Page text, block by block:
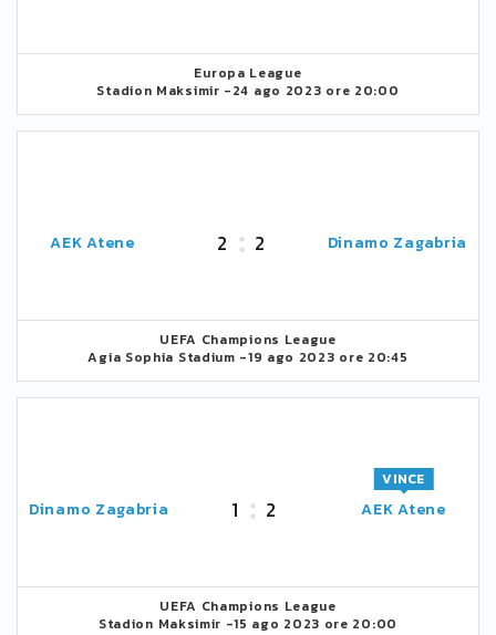
Europa League
Stadion Maksimir -24 ago 2023 ore 20:00
AEK Atene 2 2 Dinamo Zagabria
UEFA Champions League
Agia Sophia Stadium -19 ago 2023 ore 20:45
Dinamo Zagabria 1 2 AEK Atene
VINCE
UEFA Champions League
Stadion Maksimir -15 ago 2023 ore 20:00